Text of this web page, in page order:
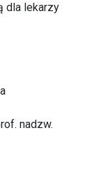
dla lekarzy
nadzw.